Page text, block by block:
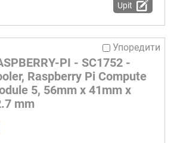
Upit
Упоредити
PI - SC1752 -
Raspberry Pi Compute
5, 56mm x 41mm x
mm